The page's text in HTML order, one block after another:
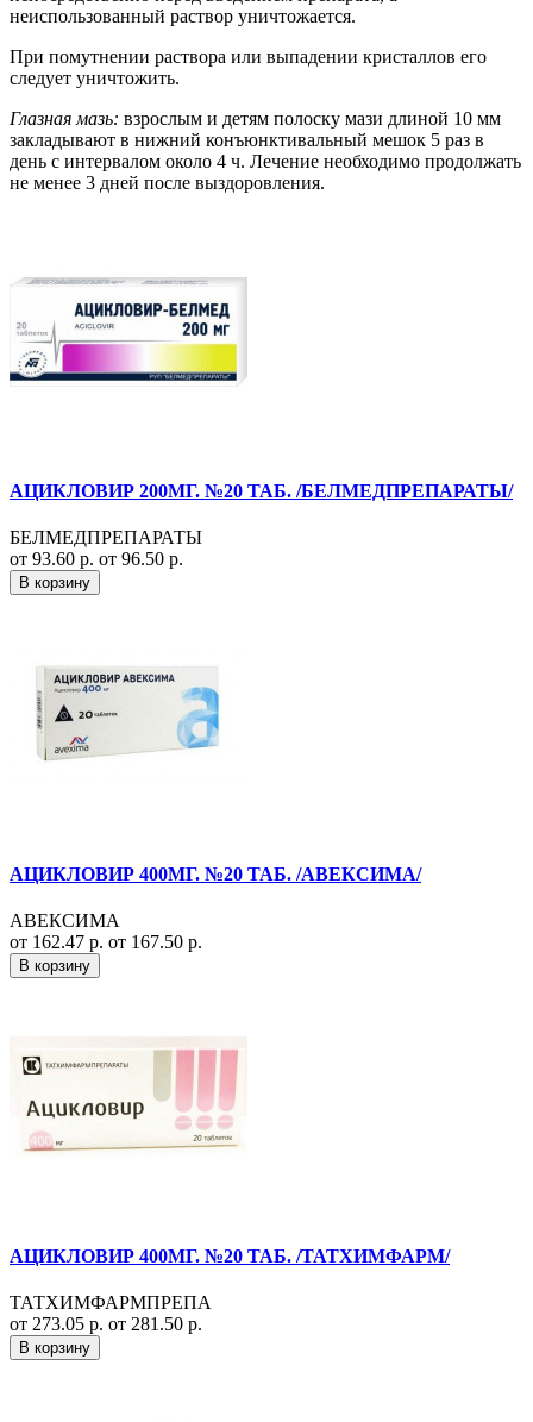
неиспользованный раствор уничтожается.
При помутнении раствора или выпадении кристаллов его
следует уничтожить.
Глазная мазь: взрослым и детям полоску мази длиной 10 мм
закладывают в нижний конъюнктивальный мешок 5 раз в
день с интервалом около 4 ч. Лечение необходимо продолжать
не менее 3 дней после выздоровления.
АЦИКЛОВИР 200МГ. №20 ТАБ. /БЕЛМЕДПРЕПАРАТЫ/
БЕЛМЕДПРЕПАРАТЫ
от 93.60 р. от 96.50 р.
В корзину
АЦИКЛОВИР 400МГ. №20 ТАБ. /АВЕКСИМА/
АВЕКСИМА
от 162.47 р. от 167.50 р.
В корзину
АЦИКЛОВИР 400МГ. №20 ТАБ. /ТАТХИМФАРМ/
ТАТХИМФАРМПРЕПА
от 273.05 р. от 281.50 р.
В корзину